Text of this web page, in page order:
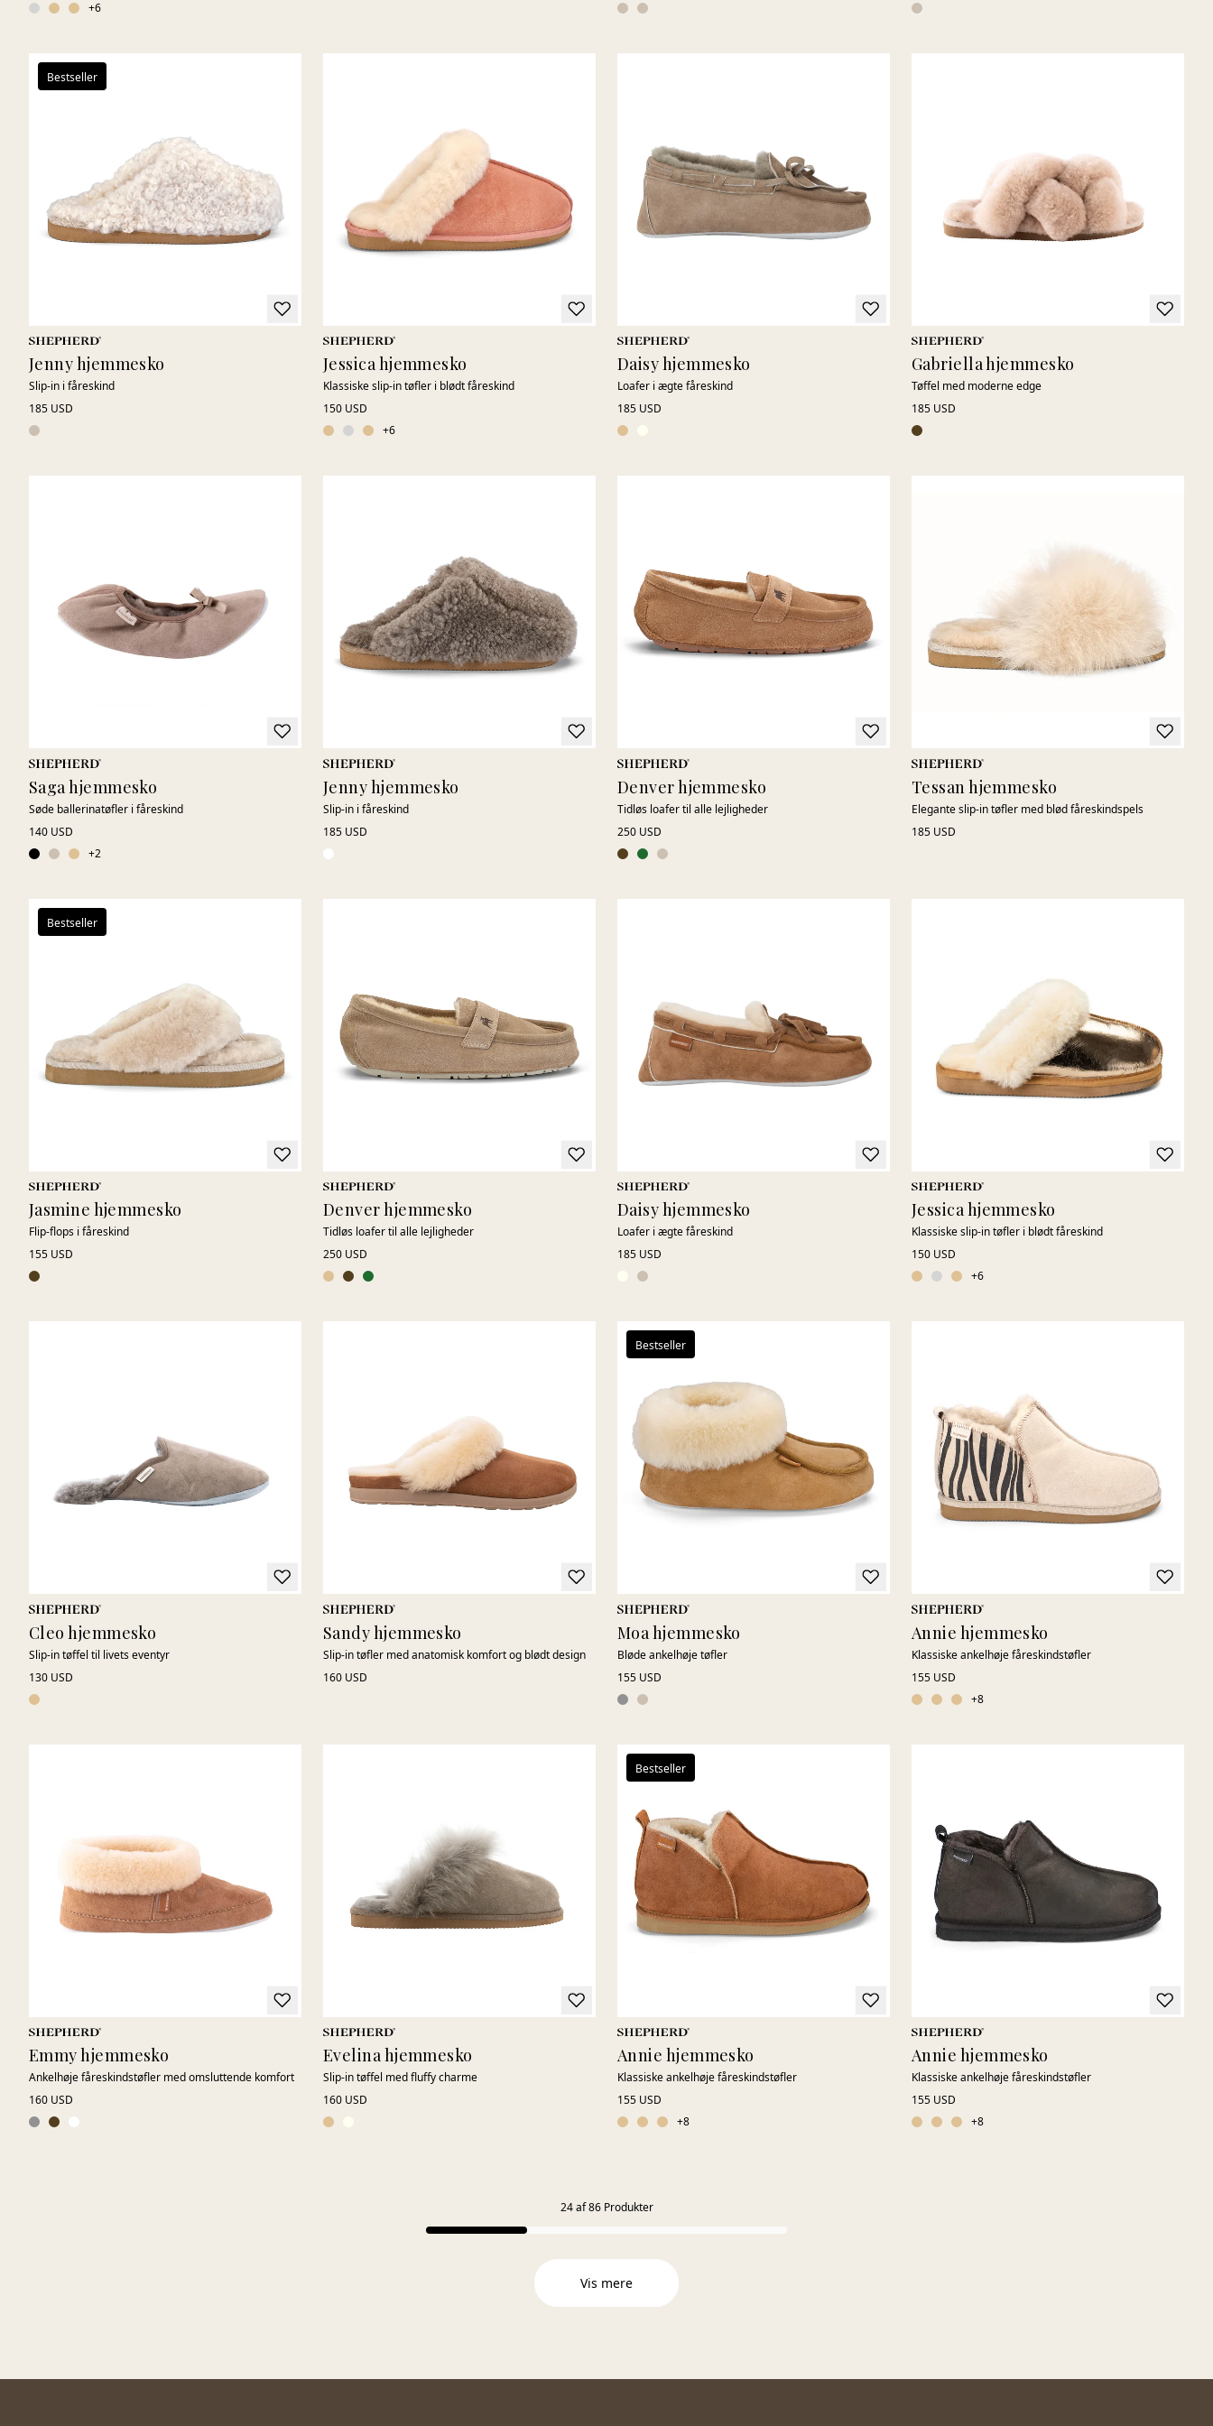
+6
Bestseller
Jenny hjemmesko
Slip-in i fåreskind
185 USD
Jessica hjemmesko
Klassiske slip-in tøfler i blødt fåreskind
150 USD
+6
Daisy hjemmesko
Loafer i ægte fåreskind
185 USD
Gabriella hjemmesko
Tøffel med moderne edge
185 USD
Saga hjemmesko
Søde ballerinatøfler i fåreskind
140 USD
+2
Jenny hjemmesko
Slip-in i fåreskind
185 USD
Denver hjemmesko
Tidløs loafer til alle lejligheder
250 USD
Tessan hjemmesko
Elegante slip-in tøfler med blød fåreskindspels
185 USD
Bestseller
Jasmine hjemmesko
Flip-flops i fåreskind
155 USD
Denver hjemmesko
Tidløs loafer til alle lejligheder
250 USD
Daisy hjemmesko
Loafer i ægte fåreskind
185 USD
Jessica hjemmesko
Klassiske slip-in tøfler i blødt fåreskind
150 USD
+6
Cleo hjemmesko
Slip-in tøffel til livets eventyr
130 USD
Sandy hjemmesko
Slip-in tøfler med anatomisk komfort og blødt design
160 USD
Bestseller
Moa hjemmesko
Bløde ankelhøje tøfler
155 USD
Annie hjemmesko
Klassiske ankelhøje fåreskindstøfler
155 USD
+8
Emmy hjemmesko
Ankelhøje fåreskindstøfler med omsluttende komfort
160 USD
Evelina hjemmesko
Slip-in tøffel med fluffy charme
160 USD
Bestseller
Annie hjemmesko
Klassiske ankelhøje fåreskindstøfler
155 USD
+8
Annie hjemmesko
Klassiske ankelhøje fåreskindstøfler
155 USD
+8
24 af 86 Produkter
Vis mere